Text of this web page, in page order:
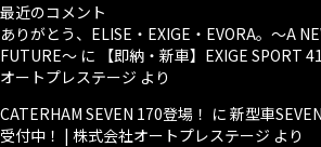
最近のコメント
ありがとう、ELISE・EXIGE・EVORA。～A
FUTURE～ に
【即納・新車】EXIGE SPORT
オートプレステージ より
CATERHAM SEVEN 170登場！ に 新型車
受付中！ | 株式会社オートプレステージ より